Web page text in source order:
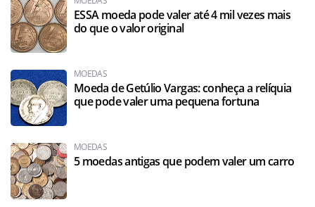
ESSA moeda pode valer até 4 mil vezes mais
do que o valor original
MOEDAS
Moeda de Getúlio Vargas: conheça a relíquia
que pode valer uma pequena fortuna
MOEDAS
5 moedas antigas que podem valer um carro